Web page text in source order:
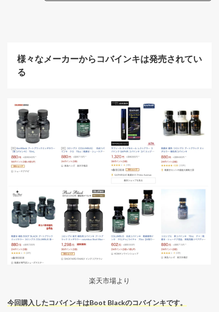
様々なメーカーからコバインキは発売されてい
る
楽天市場より
今回購入したコバインキはBoot Blackのコバインキです。